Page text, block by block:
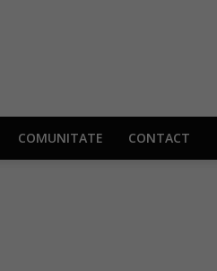
COMUNITATE CONTACT